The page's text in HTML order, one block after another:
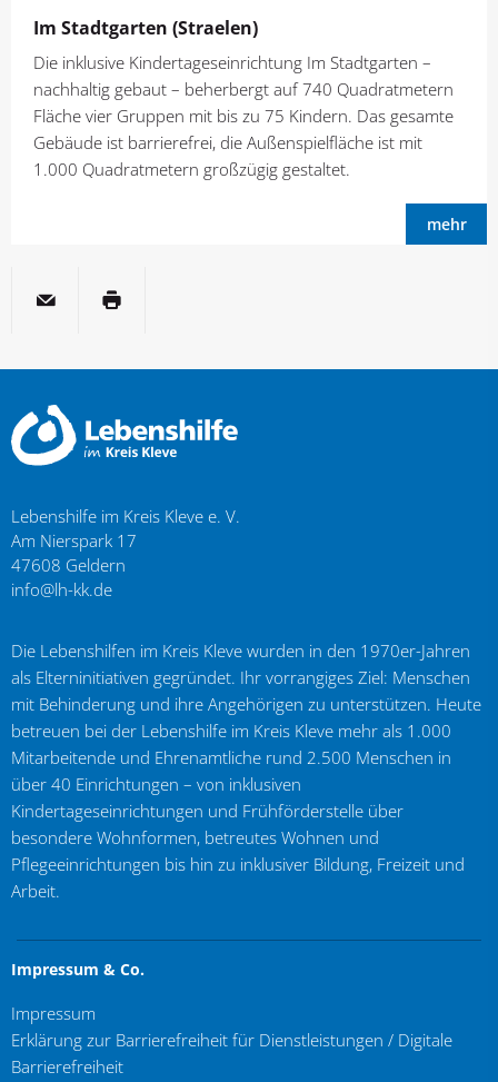
Im Stadtgarten (Straelen)
Die inklusive Kindertageseinrichtung Im Stadtgarten –
nachhaltig gebaut – beherbergt auf 740 Quadratmetern
Fläche vier Gruppen mit bis zu 75 Kindern. Das gesamte
Gebäude ist barrierefrei, die Außenspielfläche ist mit
1.000 Quadratmetern großzügig gestaltet.
mehr
per E-MailSeite drucken
Lebenshilfe im Kreis Kleve e. V.
Am Nierspark 17
47608 Geldern
info@lh-kk.de
Die Lebenshilfen im Kreis Kleve wurden in den 1970er-Jahren
als Elterninitiativen gegründet. Ihr vorrangiges Ziel: Menschen
mit Behinderung und ihre Angehörigen zu unterstützen. Heute
betreuen bei der Lebenshilfe im Kreis Kleve mehr als 1.000
Mitarbeitende und Ehrenamtliche rund 2.500 Menschen in
über 40 Einrichtungen – von inklusiven
Kindertageseinrichtungen und Frühförderstelle über
besondere Wohnformen, betreutes Wohnen und
Pflegeeinrichtungen bis hin zu inklusiver Bildung, Freizeit und
Arbeit.
Impressum & Co.
Impressum
Erklärung zur Barrierefreiheit für Dienstleistungen / Digitale
Barrierefreiheit